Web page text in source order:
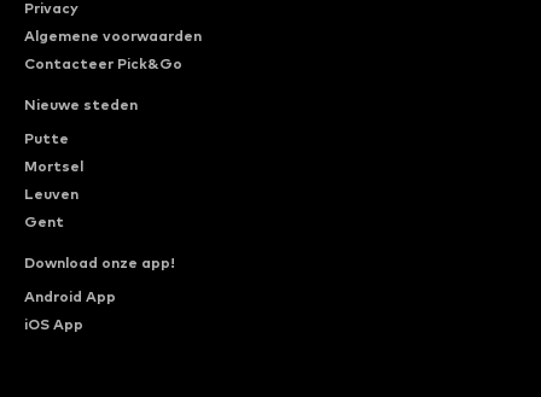
Privacy
Algemene voorwaarden
Contacteer Pick&Go
Nieuwe steden
Putte
Mortsel
Leuven
Gent
Download onze app!
Android App
iOS App